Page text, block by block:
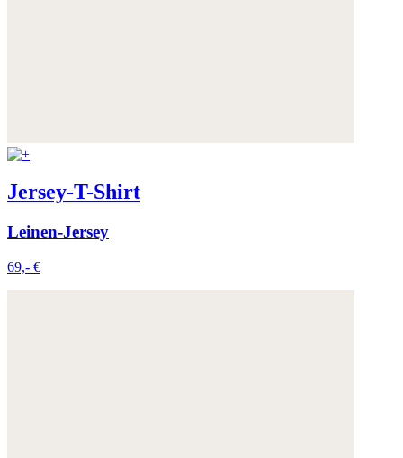
Jersey-T-Shirt
Leinen-Jersey
69,- €